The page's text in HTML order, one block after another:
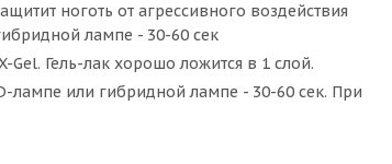
ноготь от агрессивного воздействия
лампе - 30-60 сек
Гель-лак хорошо ложится в 1 слой.
или гибридной лампе - 30-60 сек. При